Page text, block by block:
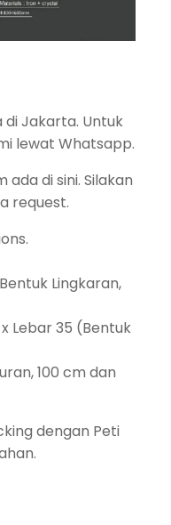
di Jakarta. Untuk
lewat Whatsapp.
di sini. Silakan
request.
Lingkaran,
Lebar 35 (Bentuk
100 cm dan
dengan Peti